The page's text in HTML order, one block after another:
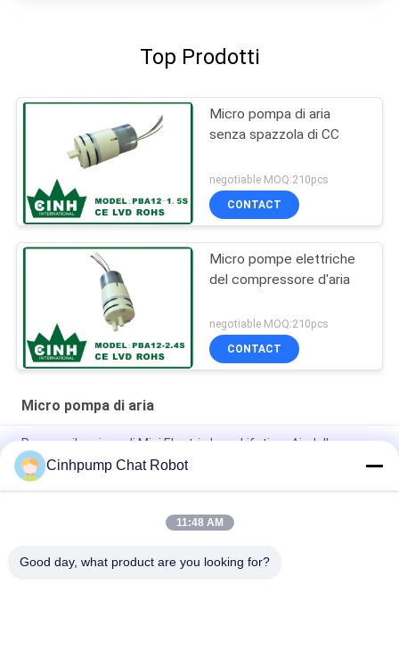
Top Prodotti
Micro pompa di aria
senza spazzola di CC
negotiable MOQ:210pcs
CONTACT
Micro pompe elettriche
del compressore d'aria
negotiable MOQ:210pcs
CONTACT
Micro pompa di aria
Pompa silenziosa di Mini Electric Long Lifetime Air della
pompa di aria di Cinhpump micro
Pompa di aria di CC dell'acquario 12V micro non danneggiare
Cinhpump Chat Robot
11:48 AM
Good day, what product are you looking for?